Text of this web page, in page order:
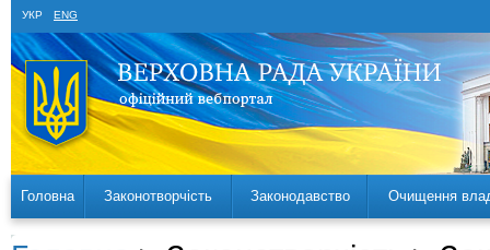
УКР ENG
Головна Законотворчість Законодавство Очищення